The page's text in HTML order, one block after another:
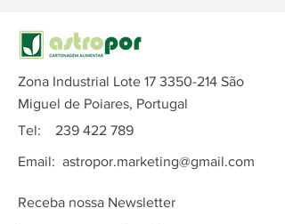
Zona Industrial Lote 17 3350-214 São
Miguel de Poiares, Portugal
Tel: 239 422 789
Email: astropor.marketing@gmail.com
Receba nossa Newsletter